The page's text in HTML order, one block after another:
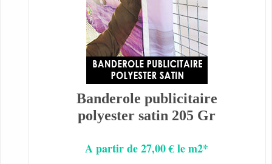
Banderole publicitaire
polyester satin 205 Gr
A partir de 27,00 € le m2*